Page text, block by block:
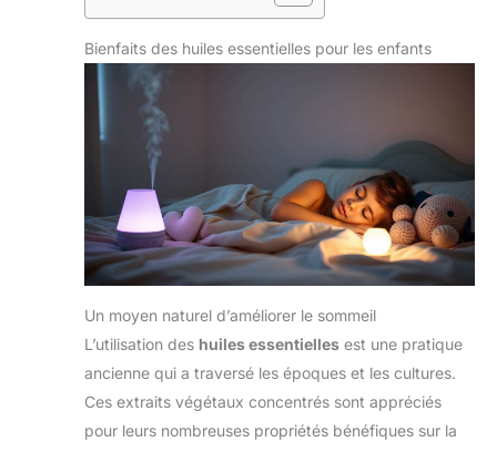
Bienfaits des huiles essentielles pour les enfants
Un moyen naturel d’améliorer le sommeil
L’utilisation des huiles essentielles est une pratique
ancienne qui a traversé les époques et les cultures.
Ces extraits végétaux concentrés sont appréciés
pour leurs nombreuses propriétés bénéfiques sur la